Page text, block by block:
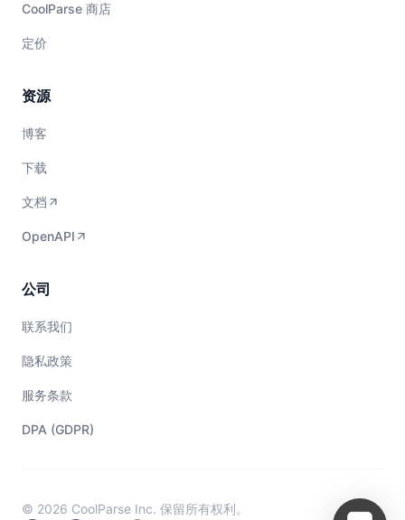
CoolParse 商店
定价
资源
博客
下载
文档
OpenAPI
公司
联系我们
隐私政策
服务条款
DPA (GDPR)
© 2026 CoolParse Inc. 保留所有权利。